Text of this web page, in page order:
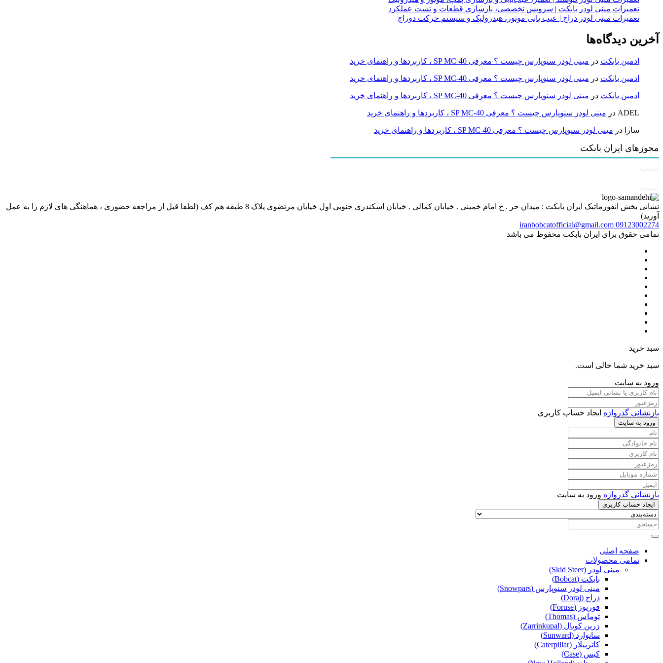
تعمیرات مینی لودر بابکت | سرویس تخصصی، بازسازی قطعات و تست عملکرد
تعمیرات مینی لودر دراج | عیب یابی موتور، هیدرولیک و سیستم حرکت دوراج
آخرین دیدگاه‌ها
ادمین بابکت در مینی لودر سنوپارس چیست ؟ معرفی SP MC-40 ، کاربردها و راهنمای خرید
ادمین بابکت در مینی لودر سنوپارس چیست ؟ معرفی SP MC-40 ، کاربردها و راهنمای خرید
ادمین بابکت در مینی لودر سنوپارس چیست ؟ معرفی SP MC-40 ، کاربردها و راهنمای خرید
ADEL در مینی لودر سنوپارس چیست ؟ معرفی SP MC-40 ، کاربردها و راهنمای خرید
سارا در مینی لودر سنوپارس چیست ؟ معرفی SP MC-40 ، کاربردها و راهنمای خرید
مجوزهای ایران بابکت
نشانی بخش انفورماتیک ایران بابکت : میدان حر . خ امام خمینی . خیابان کمالی . خیابان اسکندری جنوبی اول خیابان مرتضوی پلاک 8 طبقه هم کف (لطفا قبل از مراجعه حضوری ، هماهنگی های لازم را به عمل
آورید)
09123002274
iranbobcatofficial@gmail.com
تمامی حقوق برای ایران بابکت محفوظ می باشد
سبد خرید
سبد خرید شما خالی است.
ورود به سایت
بازنشانی گذرواژه ایجاد حساب کاربری
ورود به سایت
بازنشانی گذرواژه ورود به سایت
ایجاد حساب کاربری
صفحه اصلی
تمامی محصولات
مینی لودر (Skid Steer)
بابکت (Bobcat)
مینی لودر سنوپارس (Snowpars)
دراج (Doraj)
فوریوز (Foruse)
توماس (Thomas)
زرین کوپال (Zarrinkupal)
سانوارد (Sunward)
کاترپیلار (Caterpillar)
کیس (Case)